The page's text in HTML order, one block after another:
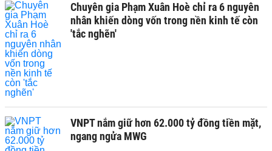
Chuyên gia Phạm Xuân Hoè chỉ ra 6 nguyên
nhân khiến dòng vốn trong nền kinh tế còn
'tắc nghẽn'
VNPT nắm giữ hơn 62.000 tỷ đồng tiền mặt,
ngang ngửa MWG